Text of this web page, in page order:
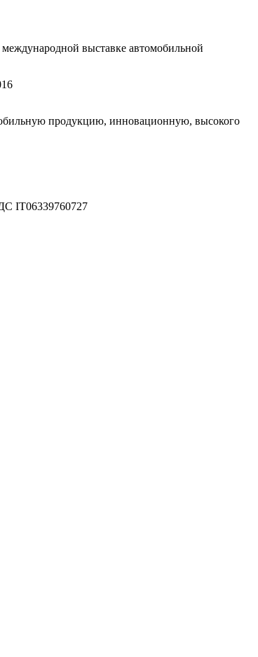
выставке автомобильной
продукцию, инновационную, высокого
IT06339760727